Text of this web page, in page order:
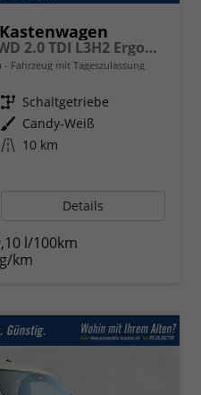
Kasten 35 mittellang FWD 2.0 TDI L3H2 ErgoActive AppCon
Fahrzeug mit Tageszulassung
Getriebe Schaltgetriebe
Außenfarbe Candy-Weiß
Kilometerstand 10 km
Details
l/100km
km